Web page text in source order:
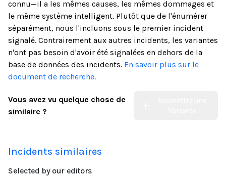
connu—il a les mêmes causes, les mêmes dommages et
le même système intelligent. Plutôt que de l'énumérer
séparément, nous l'incluons sous le premier incident
signalé. Contrairement aux autres incidents, les variantes
n'ont pas besoin d'avoir été signalées en dehors de la
base de données des incidents. En savoir plus sur le
document de recherche.
Vous avez vu quelque chose de
similaire ?
Incidents similaires
Selected by our editors